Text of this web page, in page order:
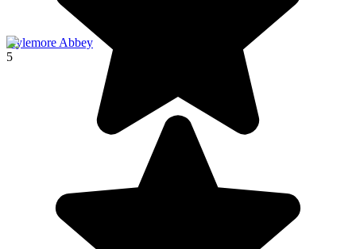
Kylemore Abbey
5